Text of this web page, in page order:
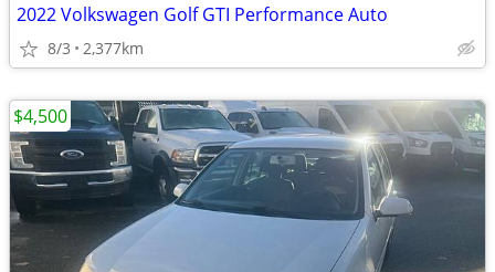
2022 Volkswagen Golf GTI Performance Auto
8/3 2,377km
$4,500